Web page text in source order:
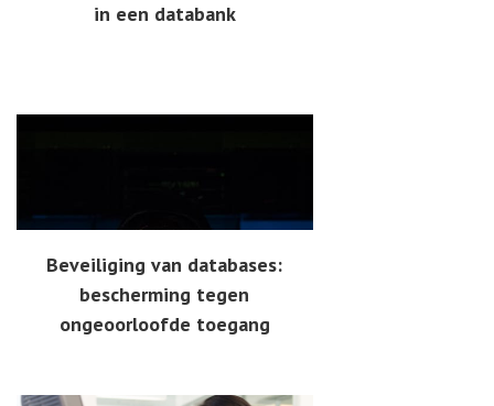
in een databank
Beveiliging van databases:
bescherming tegen
ongeoorloofde toegang